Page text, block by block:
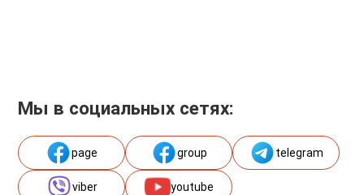
Мы в социальных сетях:
page group telegram
viber youtube